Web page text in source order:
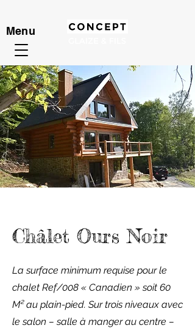
Menu
Châlet Ours Noir
La surface minimum requise pour le
chalet Ref/008 « Canadien » soit 60
M² au plain-pied. Sur trois niveaux avec
le salon – salle à manger au centre –